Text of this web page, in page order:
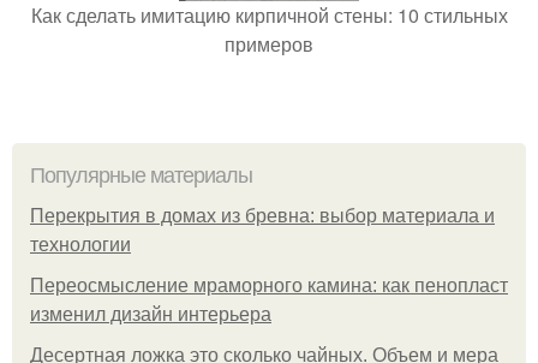
Как сделать имитацию кирпичной стены: 10 стильных
примеров
Популярные материалы
Перекрытия в домах из бревна: выбор материала и
технологии
Переосмысление мраморного камина: как пенопласт
изменил дизайн интерьера
Десертная ложка это сколько чайных. Объем и мера